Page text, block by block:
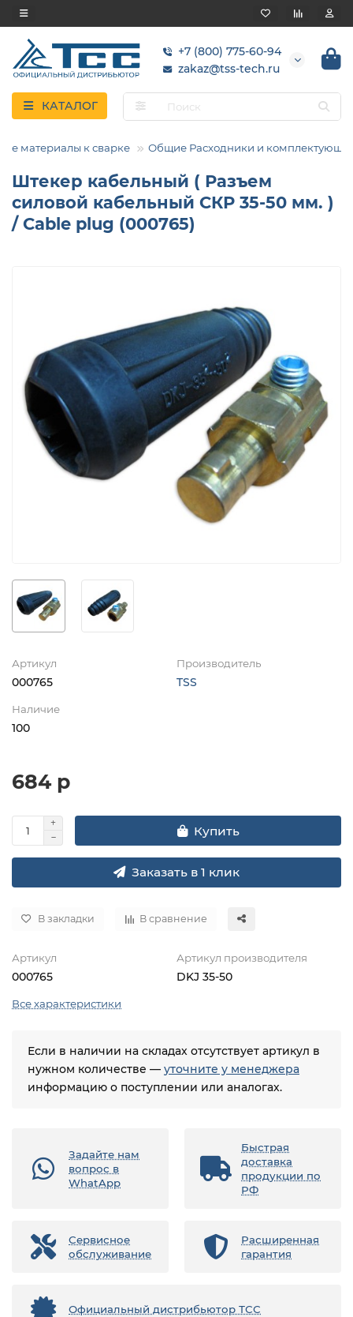
+7 (800) 775-60-94
zakaz@tss-tech.ru
КАТАЛОГ
материалы к сварке Общие Расходники и
Штекер кабельный ( Разъем
силовой кабельный СКР 35-50 мм. )
/ Cable plug (000765)
Артикул
000765
Производитель
TSS
Наличие
100
684 р
Купить
Заказать в 1 клик
В закладки В сравнение
Артикул
000765
Артикул производителя
DKJ 35-50
Все характеристики
Если в наличии на складах отсутствует артикул в
нужном количестве — уточните у менеджера
информацию о поступлении или аналогах.
Задайте нам
вопрос в
WhatApp
Быстрая
доставка
продукции по
РФ
Сервисное
обслуживание
Расширенная
гарантия
Официальный дистрибьютор ТСС